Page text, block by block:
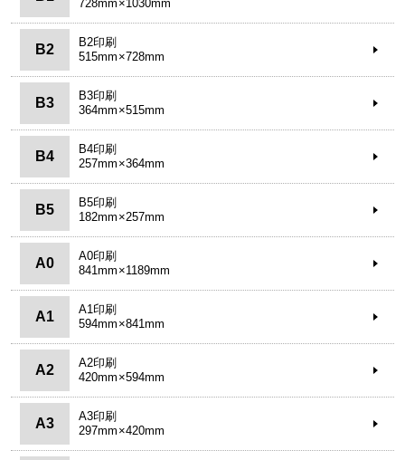
728mm×1030mm
B2
B2印刷
515mm×728mm
B3
B3印刷
364mm×515mm
B4
B4印刷
257mm×364mm
B5
B5印刷
182mm×257mm
A0
A0印刷
841mm×1189mm
A1
A1印刷
594mm×841mm
A2
A2印刷
420mm×594mm
A3
A3印刷
297mm×420mm